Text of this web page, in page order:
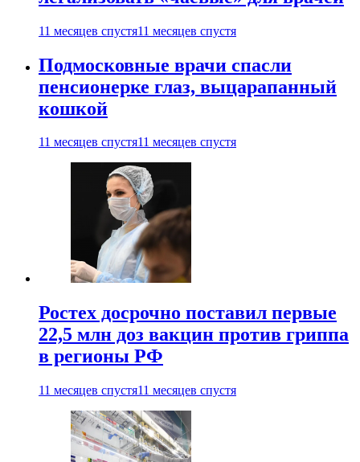
11 месяцев спустя11 месяцев спустя
Подмосковные врачи спасли
пенсионерке глаз, выцарапанный
кошкой
11 месяцев спустя11 месяцев спустя
Ростех досрочно поставил первые
22,5 млн доз вакцин против гриппа
в регионы РФ
11 месяцев спустя11 месяцев спустя